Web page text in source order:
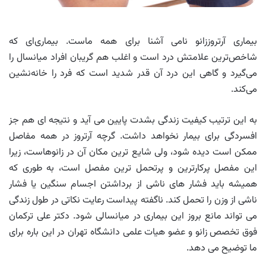
بیماری آرتروززانو نامی آشنا برای همه ماست. بیماری‌ای که
شاخص‌ترین علامتش درد است و اغلب هم گریبان افراد میانسال را
می‌گیرد و گاهی این درد آن قدر شدید است که فرد را خانه‌نشین
می‌کند.
به این ترتیب کیفیت زندگی بشدت پایین می آید و نتیجه ای هم جز
افسردگی برای بیمار نخواهد داشت. گرچه آرتروز در همه مفاصل
ممکن است دیده شود، ولی شایع ترین مکان آن در زانوهاست، زیرا
این مفصل پرکارترین و پرتحمل ترین مفصل است، به طوری که
همیشه باید فشار های ناشی از برداشتن اجسام سنگین یا فشار
ناشی از وزن را تحمل کند. ناگفته پیداست رعایت نکاتی در طول زندگی
می تواند مانع بروز این بیماری در میانسالی شود. دکتر علی ترکمان
فوق تخصص زانو و عضو هیات علمی دانشگاه تهران در این باره برای
ما توضیح می دهد.